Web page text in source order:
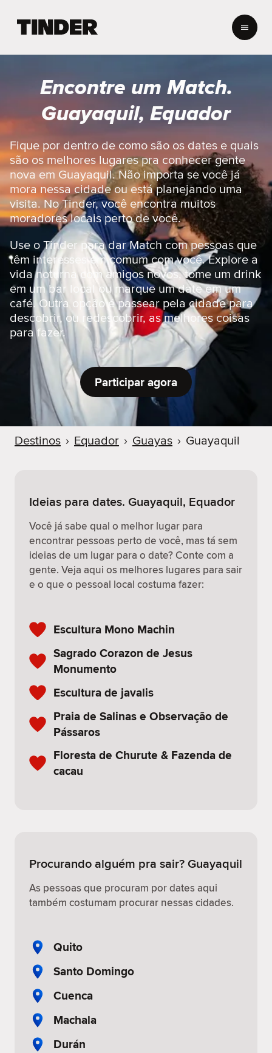
a
n
c
i
a
l
d
o
T
i
n
d
e
r
Encontre um Match.
Guayaquil, Equador
Fique por dentro de como são os dates e quais
são os melhores lugares pra conhecer gente
nova em Guayaquil. Não importa se você já
mora nessa cidade ou está planejando uma
visita. No Tinder, você encontra muitos
moradores locais perto de você.
Use o Tinder para dar Match com pessoas que
têm interesses em comum com você. Explore a
vida noturna com amigos novos, tome um drink
em um bar local ou marque um date em um
café. Outra opção é passear pela cidade para
descobrir, ou redescobrir, as melhores coisas
para fazer.
Participar agora
Destinos › Equador › Guayas › Guayaquil
Ideias para dates. Guayaquil, Equador
Você já sabe qual o melhor lugar para
encontrar pessoas perto de você, mas tá sem
ideias de um lugar para o date? Conte com a
gente. Veja aqui os melhores lugares para sair
e o que o pessoal local costuma fazer:
Escultura Mono Machin
Sagrado Corazon de Jesus
Monumento
Escultura de javalis
Praia de Salinas e Observação de
Pássaros
Floresta de Churute & Fazenda de
cacau
Procurando alguém pra sair? Guayaquil
As pessoas que procuram por dates aqui
também costumam procurar nessas cidades.
Quito
Santo Domingo
Cuenca
Machala
Durán